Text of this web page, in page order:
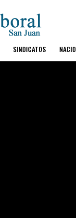
SINDICATOS